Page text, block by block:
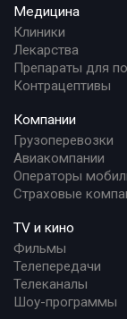
Медицина
Клиники
Лекарства
Препараты для
Контрацептивы
Компании
Грузоперевозки
Авиакомпании
Операторы
Страховые
TV и кино
Фильмы
Телепередачи
Телеканалы
Шоу-программы